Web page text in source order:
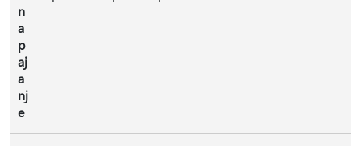
n
a
p
aj
a
nj
e